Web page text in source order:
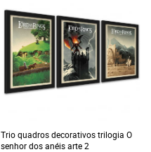
Trio quadros decorativos trilogia O
senhor dos anéis arte 2